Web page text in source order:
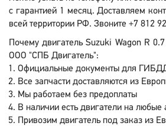
с гарантией 1 месяц. Доставляем
всей территории РФ. Звоните +7 812
Почему двигатель Suzuki Wagon R
ООО "СПБ Двигатель":
Официальные документы для
Все запчасти доставляются из
Мы работаем без предоплаты
В наличии есть двигатели на любые
Привозим двигатель под заказ из